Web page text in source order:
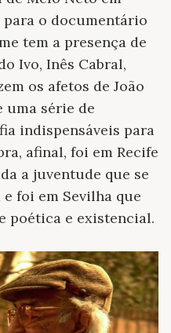
para o documentário
tem a presença de
Ivo, Inês Cabral,
os afetos de João
uma série de
indispensáveis para
afinal, foi em Recife
a juventude que se
foi em Sevilha que
poética e existencial.